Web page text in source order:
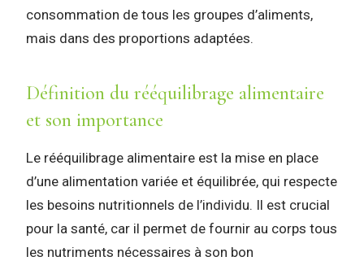
consommation de tous les groupes d’aliments,
mais dans des proportions adaptées.
Définition du rééquilibrage alimentaire
et son importance
Le rééquilibrage alimentaire est la mise en place
d’une alimentation variée et équilibrée, qui respecte
les besoins nutritionnels de l’individu. Il est crucial
pour la santé, car il permet de fournir au corps tous
les nutriments nécessaires à son bon